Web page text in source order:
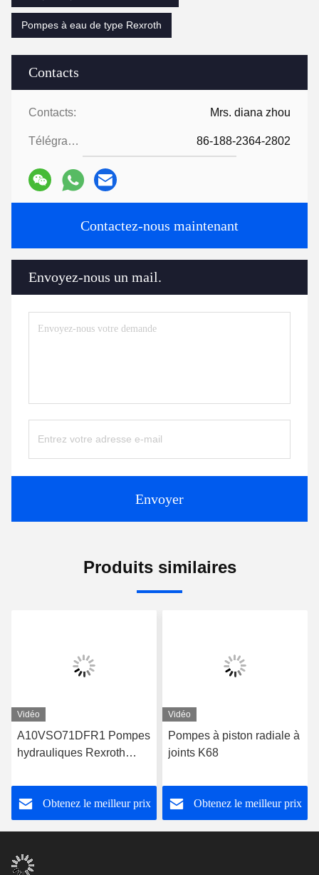
Contacts
Contacts: Mrs. diana zhou
Télégramme: 86-188-2364-2802
Contactez-nous maintenant
Envoyez-nous un mail.
Envoyer
Pompes à eau de type Rexroth
Produits similaires
Vidéo
A10VSO71DFR1 Pompes
hydrauliques Rexroth
Rexroth
Obtenez le meilleur prix
Vidéo
Pompes à piston radiale à
joints K68
Obtenez le meilleur prix